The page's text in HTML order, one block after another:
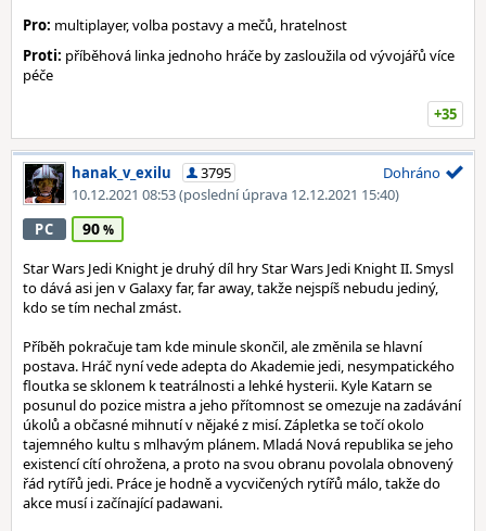
Pro: multiplayer, volba postavy a mečů, hratelnost
Proti: příběhová linka jednoho hráče by zasloužila od vývojářů více
péče
+35
hanak_v_exilu
3795
10.12.2021 08:53(poslední úprava 12.12.2021 15:40)
Dohráno
PC 90
Star Wars Jedi Knight je druhý díl hry Star Wars Jedi Knight II. Smysl
to dává asi jen v Galaxy far, far away, takže nejspíš nebudu jediný,
kdo se tím nechal zmást.
Příběh pokračuje tam kde minule skončil, ale změnila se hlavní
postava. Hráč nyní vede adepta do Akademie jedi, nesympatického
floutka se sklonem k teatrálnosti a lehké hysterii. Kyle Katarn se
posunul do pozice mistra a jeho přítomnost se omezuje na zadávání
úkolů a občasné mihnutí v nějaké z misí. Zápletka se točí okolo
tajemného kultu s mlhavým plánem. Mladá Nová republika se jeho
existencí cítí ohrožena, a proto na svou obranu povolala obnovený
řád rytířů jedi. Práce je hodně a vycvičených rytířů málo, takže do
akce musí i začínající padawani.